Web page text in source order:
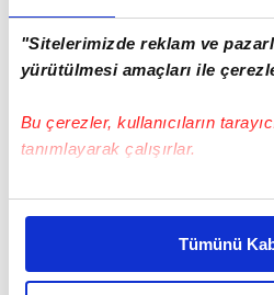
"Sitelerimizde reklam ve
yürütülmesi amaçları ile
Bu çerezler, kullanıcıların
tanımlayarak çalışırlar.
Bu çerezlere izin vermeniz
daha iyi reklam deneyimi
amacımızın size daha iyi bir
Tümünü